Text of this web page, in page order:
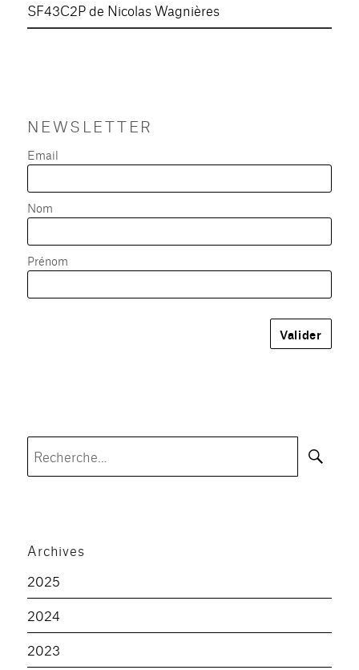
SF43C2P de Nicolas Wagnières
NEWSLETTER
Email
Nom
Prénom
Archives
2025
2024
2023